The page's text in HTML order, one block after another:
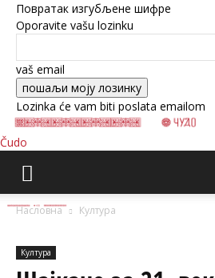
Повратак изгубљене шифре
Oporavite vašu lozinku
vaš email
Lozinka će vam biti poslata emailom
Čudo
Насловна Култура
Култура